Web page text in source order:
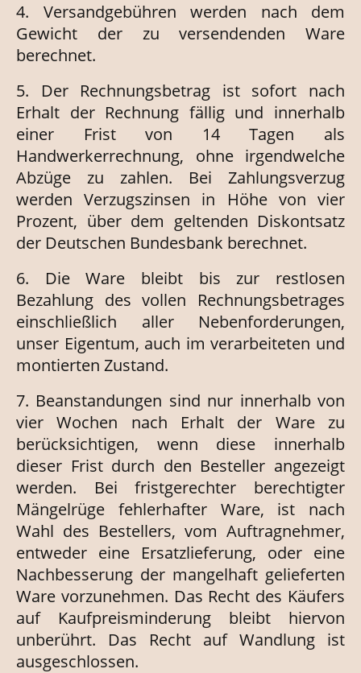
4. Versandgebühren werden nach dem
Gewicht der zu versendenden Ware
berechnet.
5. Der Rechnungsbetrag ist sofort nach
Erhalt der Rechnung fällig und innerhalb
einer Frist von 14 Tagen als
Handwerkerrechnung, ohne irgendwelche
Abzüge zu zahlen. Bei Zahlungsverzug
werden Verzugszinsen in Höhe von vier
Prozent, über dem geltenden Diskontsatz
der Deutschen Bundesbank berechnet.
6. Die Ware bleibt bis zur restlosen
Bezahlung des vollen Rechnungsbetrages
einschließlich aller Nebenforderungen,
unser Eigentum, auch im verarbeiteten und
montierten Zustand.
7. Beanstandungen sind nur innerhalb von
vier Wochen nach Erhalt der Ware zu
berücksichtigen, wenn diese innerhalb
dieser Frist durch den Besteller angezeigt
werden. Bei fristgerechter berechtigter
Mängelrüge fehlerhafter Ware, ist nach
Wahl des Bestellers, vom Auftragnehmer,
entweder eine Ersatzlieferung, oder eine
Nachbesserung der mangelhaft gelieferten
Ware vorzunehmen. Das Recht des Käufers
auf Kaufpreisminderung bleibt hiervon
unberührt. Das Recht auf Wandlung ist
ausgeschlossen.